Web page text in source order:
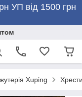
УП від 1500 грн
Xuping